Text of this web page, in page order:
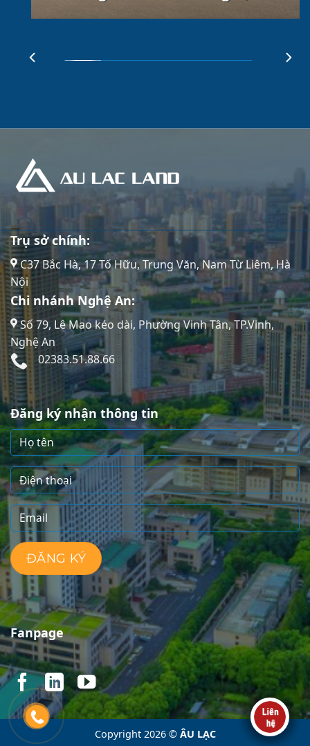
Trụ sở chính:
C37 Bắc Hà, 17 Tố Hữu, Trung Văn, Nam Từ Liêm, Hà
Nội
Chi nhánh Nghệ An:
Số 79, Lê Mao kéo dài, Phường Vinh Tân, TP.Vinh,
Nghệ An
02383.51.88.66
Đăng ký nhận thông tin
Fanpage
Copyright 2026 © ÂU LẠC